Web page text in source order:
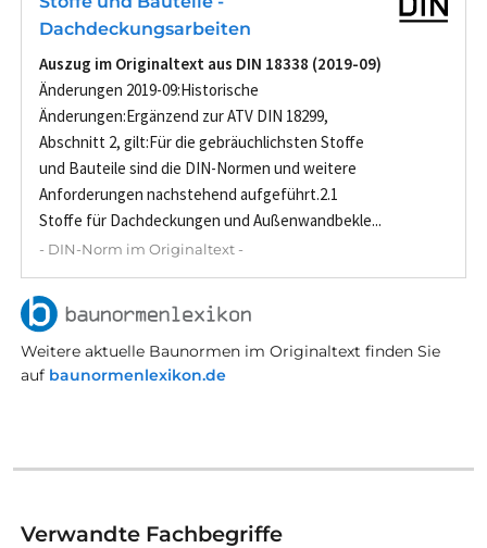
Dachdeckungsarbeiten
Auszug im Originaltext aus DIN 18338 (2019-09)
Änderungen 2019-09:Historische
Änderungen:Ergänzend zur ATV DIN 18299,
Abschnitt 2, gilt:Für die gebräuchlichsten Stoffe
und Bauteile sind die DIN-Normen und weitere
Anforderungen nachstehend aufgeführt.2.1
Stoffe für Dachdeckungen und Außenwandbekle...
- DIN-Norm im Originaltext -
Weitere aktuelle Baunormen im Originaltext finden Sie
auf baunormenlexikon.de
Verwandte Fachbegriffe